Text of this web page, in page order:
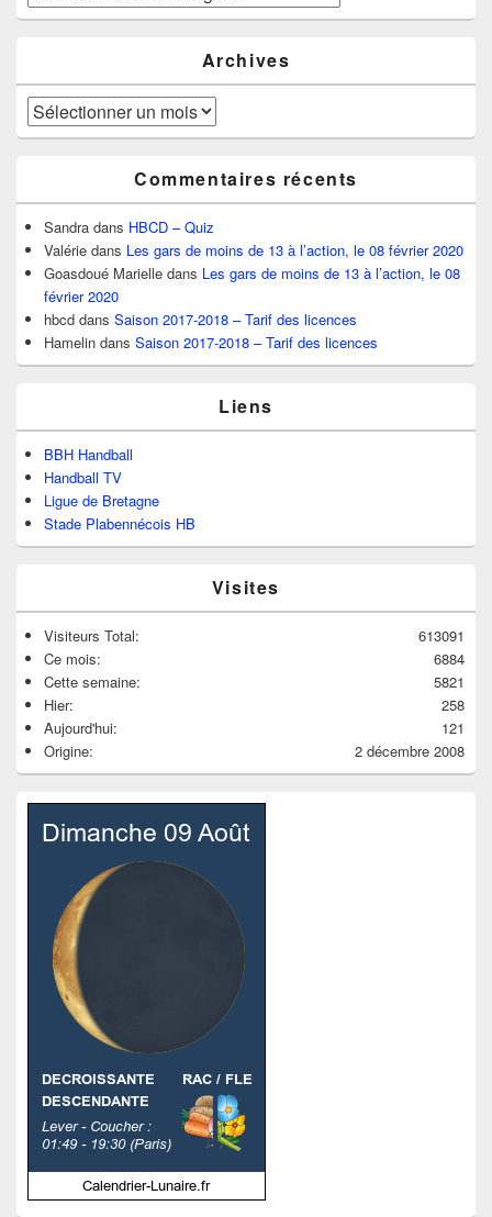
Archives
Archives
Commentaires récents
Sandra dans HBCD – Quiz
Valérie dans Les gars de moins de 13 à l’action, le 08 février 2020
Goasdoué Marielle dans Les gars de moins de 13 à l’action, le 08
février 2020
hbcd dans Saison 2017-2018 – Tarif des licences
Hamelin dans Saison 2017-2018 – Tarif des licences
Liens
BBH Handball
Handball TV
Ligue de Bretagne
Stade Plabennécois HB
Visites
613091
Visiteurs Total:
6884
Ce mois:
5821
Cette semaine:
258
Hier:
121
Aujourd'hui:
2 décembre 2008
Origine: